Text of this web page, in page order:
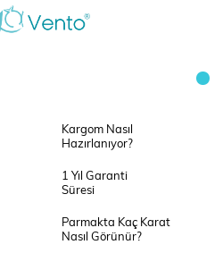
Kargom Nasıl
Hazırlanıyor?
1 Yıl Garanti
Süresi
Parmakta Kaç Karat
Nasıl Görünür?